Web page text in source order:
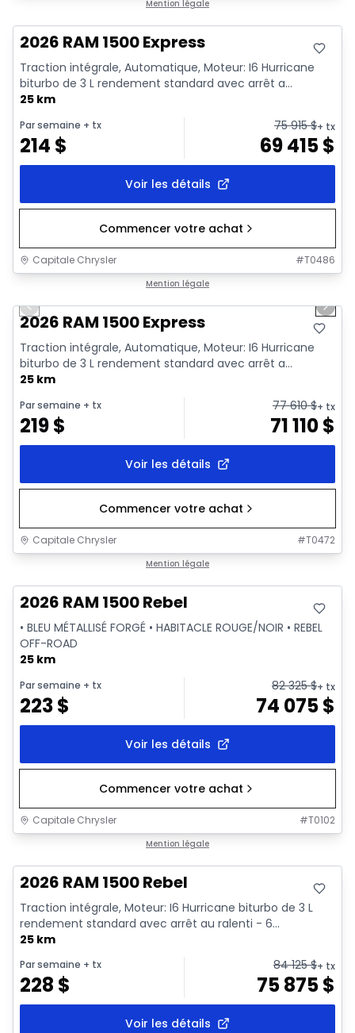
Mention légale
2026 RAM 1500 Express
Traction intégrale, Automatique, Moteur: I6 Hurricane
biturbo de 3 L rendement standard avec arrêt a...
25 km
Par semaine + tx
214 $
75 915$+ tx
69 415$
Voir les détails
Commencer votre achat
Capitale Chrysler #T0486
Mention légale
Previous slide Next
2026 RAM 1500 Express
Traction intégrale, Automatique, Moteur: I6 Hurricane
biturbo de 3 L rendement standard avec arrêt a...
25 km
Par semaine + tx
219$
77 610$+ tx
71 110$
Voir les détails
Commencer votre achat
Capitale Chrysler #T0472
Mention légale
2026 RAM 1500 Rebel
• BLEU MÉTALLISÉ FORGÉ • HABITACLE ROUGE/NOIR • REBEL
OFF-ROAD
25 km
Par semaine + tx
223$
82 325$+ tx
74 075$
Voir les détails
Commencer votre achat
Capitale Chrysler #T0102
Mention légale
2026 RAM 1500 Rebel
Traction intégrale, Moteur: I6 Hurricane biturbo de 3 L
rendement standard avec arrêt au ralenti - 6...
25 km
Par semaine + tx
228 $
84 125$+ tx
75 875$
Voir les détails